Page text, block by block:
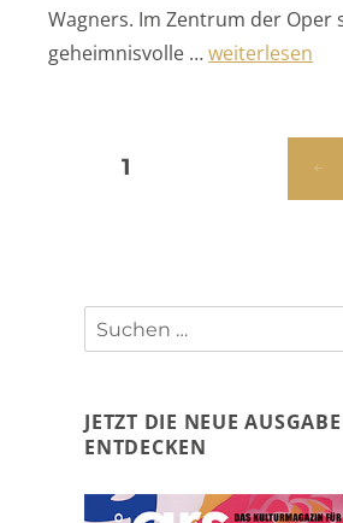
Wagners. Im Zentrum der Oper
geheimnisvolle …„Ein neuer
weiterlesen
SEITE1
Suchen
nach:
JETZT DIE NEUE AUSGABE
ENTDECKEN